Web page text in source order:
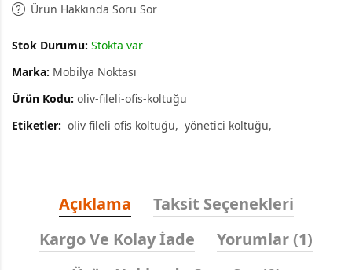
Ürün Hakkında Soru Sor
Stok Durumu: Stokta var
Marka: Mobilya Noktası
Ürün Kodu: oliv-fileli-ofis-koltuğu
Etiketler: oliv fileli ofis koltuğu yönetici koltuğu
Açıklama
Taksit Seçenekleri
Kargo Ve Kolay İade
Yorumlar (1)